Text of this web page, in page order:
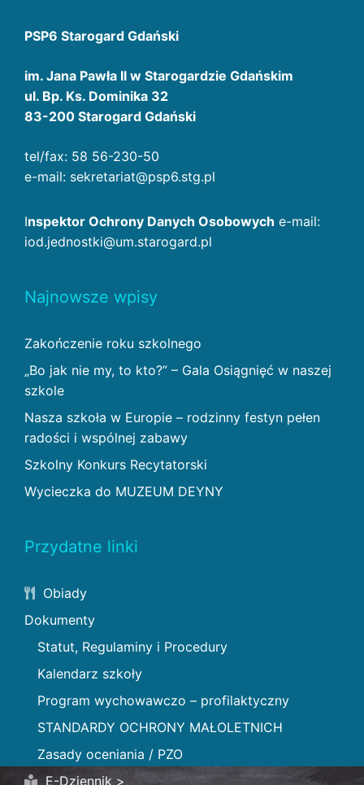
PSP6 Starogard Gdański
im. Jana Pawła II w Starogardzie Gdańskim
ul. Bp. Ks. Dominika 32
83-200 Starogard Gdański
tel/fax: 58 56-230-50
e-mail: sekretariat@psp6.stg.pl
Inspektor Ochrony Danych Osobowych e-mail:
iod.jednostki@um.starogard.pl
Najnowsze wpisy
Zakończenie roku szkolnego
„Bo jak nie my, to kto?” – Gala Osiągnięć w naszej
szkole
Nasza szkoła w Europie – rodzinny festyn pełen
radości i wspólnej zabawy
Szkolny Konkurs Recytatorski
Wycieczka do MUZEUM DEYNY
Przydatne linki
Obiady
Dokumenty
Statut, Regulaminy i Procedury
Kalendarz szkoły
Program wychowawczo – profilaktyczny
STANDARDY OCHRONY MAŁOLETNICH
Zasady oceniania / PZO
E-Dziennik >